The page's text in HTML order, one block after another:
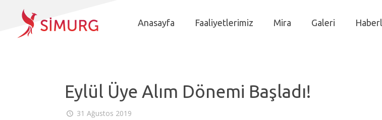
Anasayfa Faaliyetlerimiz Mira Galeri
Eylül Üye Alım Dönemi Başladı!
31 Ağustos 2019